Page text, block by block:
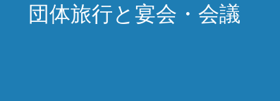
団体旅行と宴会・会議